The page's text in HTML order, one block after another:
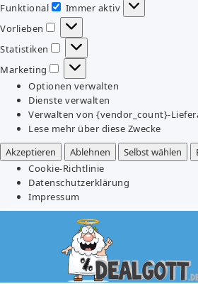
Funktional
Funktional
Immer aktiv
Vorlieben
Vorlieben
Statistiken
Statistiken
Marketing
Marketing
Optionen verwalten
Dienste verwalten
Verwalten von {vendor_count}-
Lese mehr über diese Zwecke
Akzeptieren
Ablehnen Selbst wählen
Cookie-Richtlinie
Datenschutzerklärung
Impressum